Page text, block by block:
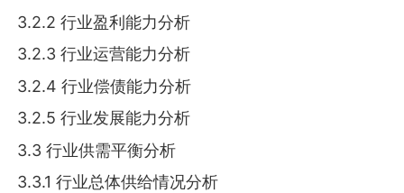
3.2.2 行业盈利能力分析
3.2.3 行业运营能力分析
3.2.4 行业偿债能力分析
3.2.5 行业发展能力分析
3.3 行业供需平衡分析
3.3.1 行业总体供给情况分析